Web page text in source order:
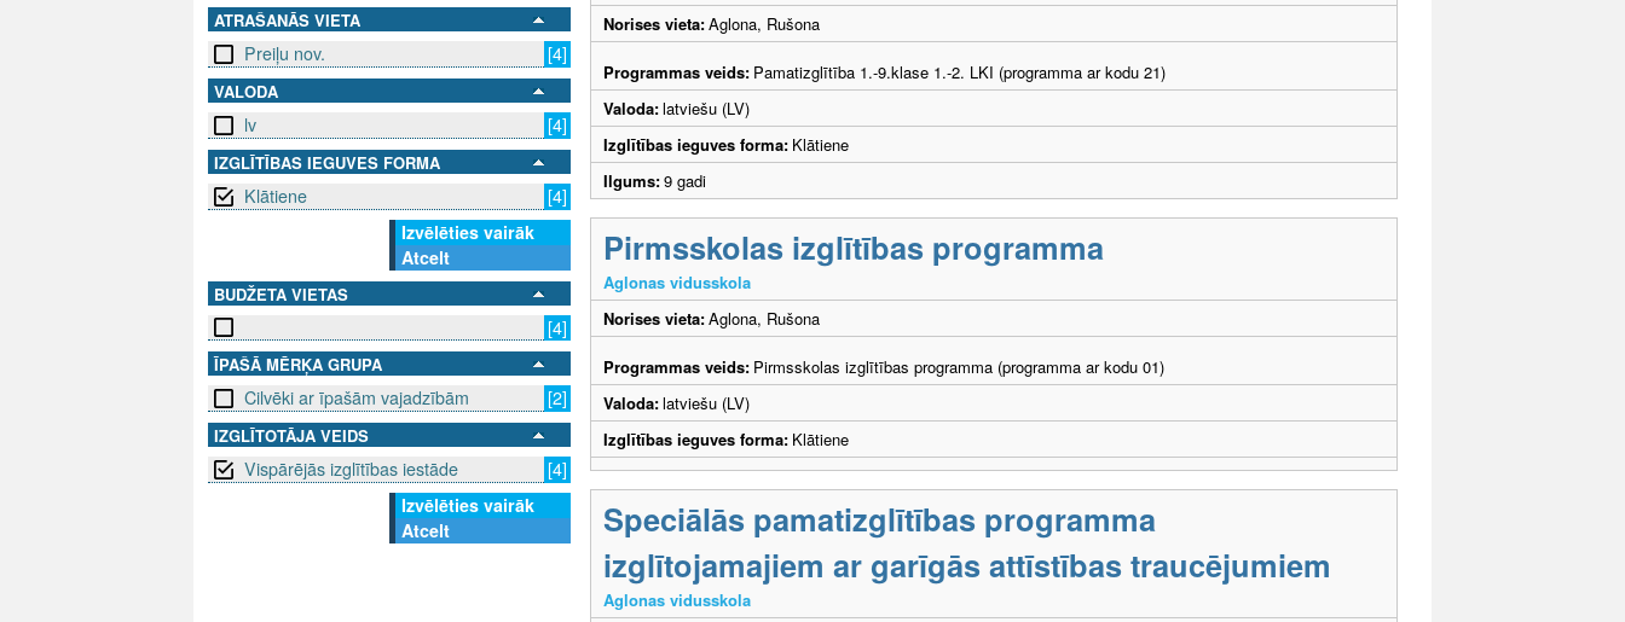
ATRAŠANĀS VIETA
Preiļu nov. [4]
VALODA
lv [4]
IZGLĪTĪBAS IEGUVES FORMA
Klātiene
[4]
Izvēlēties vairāk
Atcelt
BUDŽETA VIETAS
[4]
ĪPAŠĀ MĒRĶA GRUPA
Cilvēki ar īpašām vajadzībām [2]
IZGLĪTOTĀJA VEIDS
Vispārējās izglītības iestāde
[4]
Izvēlēties vairāk
Atcelt
Norises vieta:Aglona, Rušona
Programmas veids: Pamatizglītība 1.-9.klase 1.-2. LKI (programma ar kodu 21)
Valoda:latviešu (LV)
Izglītības ieguves forma: Klātiene
Ilgums:9 gadi
Pirmsskolas izglītības programma
Aglonas vidusskola
Norises vieta:Aglona, Rušona
Programmas veids: Pirmsskolas izglītības programma (programma ar kodu 01)
Valoda:latviešu (LV)
Izglītības ieguves forma: Klātiene
Speciālās pamatizglītības programma
izglītojamajiem ar garīgās attīstības traucējumiem
Aglonas vidusskola